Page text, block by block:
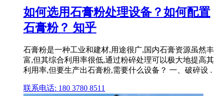
如何选用石膏粉处理设备？如何配置
石膏粉？ 知乎
石膏粉是一种工业和建材,用途很广,国内石膏资源虽然丰
富,但其综合利用率很低,通过粉碎处理可以极大地提高其
利用率,但要生产出石膏粉,需要什么设备？ 一、破碎设 .
联系电话: 180 3780 8511